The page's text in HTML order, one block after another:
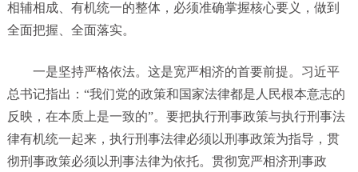
相辅相成、有机统一的整体，必须准确掌握核心要义，做到
全面把握、全面落实。
一是坚持严格依法。这是宽严相济的首要前提。习近平
总书记指出：“我们党的政策和国家法律都是人民根本意志的
反映，在本质上是一致的”。要把执行刑事政策与执行刑事法
律有机统一起来，执行刑事法律必须以刑事政策为指导，贯
彻刑事政策必须以刑事法律为依托。贯彻宽严相济刑事政